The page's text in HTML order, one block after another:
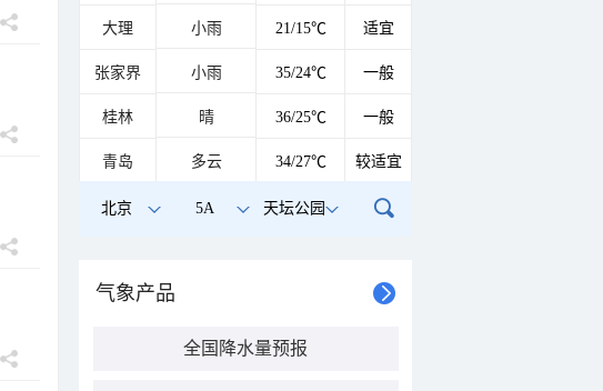
大理 小雨 21/15℃ 适宜
张家界 小雨 35/24℃ 一般
桂林 晴 36/25℃ 一般
青岛 多云 34/27℃ 较适宜
北京 5A 天坛公园
气象产品
全国降水量预报